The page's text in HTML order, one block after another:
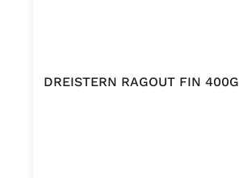
DREISTERN RAGOUT FIN 400G